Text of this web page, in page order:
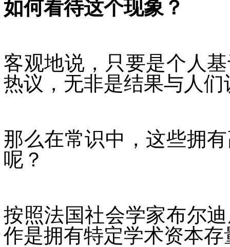
如何看待这个现象？
客观地说，只要是个人
热议，无非是结果与人
那么在常识中，这些拥
呢？
按照法国社会学家布尔
作是拥有特定学术资本存